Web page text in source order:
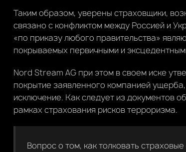
Таким образом, уверены страховщики,
связано с конфликтом между Россией и
«по приказу любого правительства»
покрываемых первичными и
Nord Stream AG при этом в своем иске
покрытие заявленного компанией
исключение. Как следует из документов
рамках страхования рисков терроризма.
Вопрос о том, как толковать